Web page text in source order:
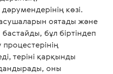
көзі.
оятады және
бұл біртіндеп
теріні қарқынды
оны